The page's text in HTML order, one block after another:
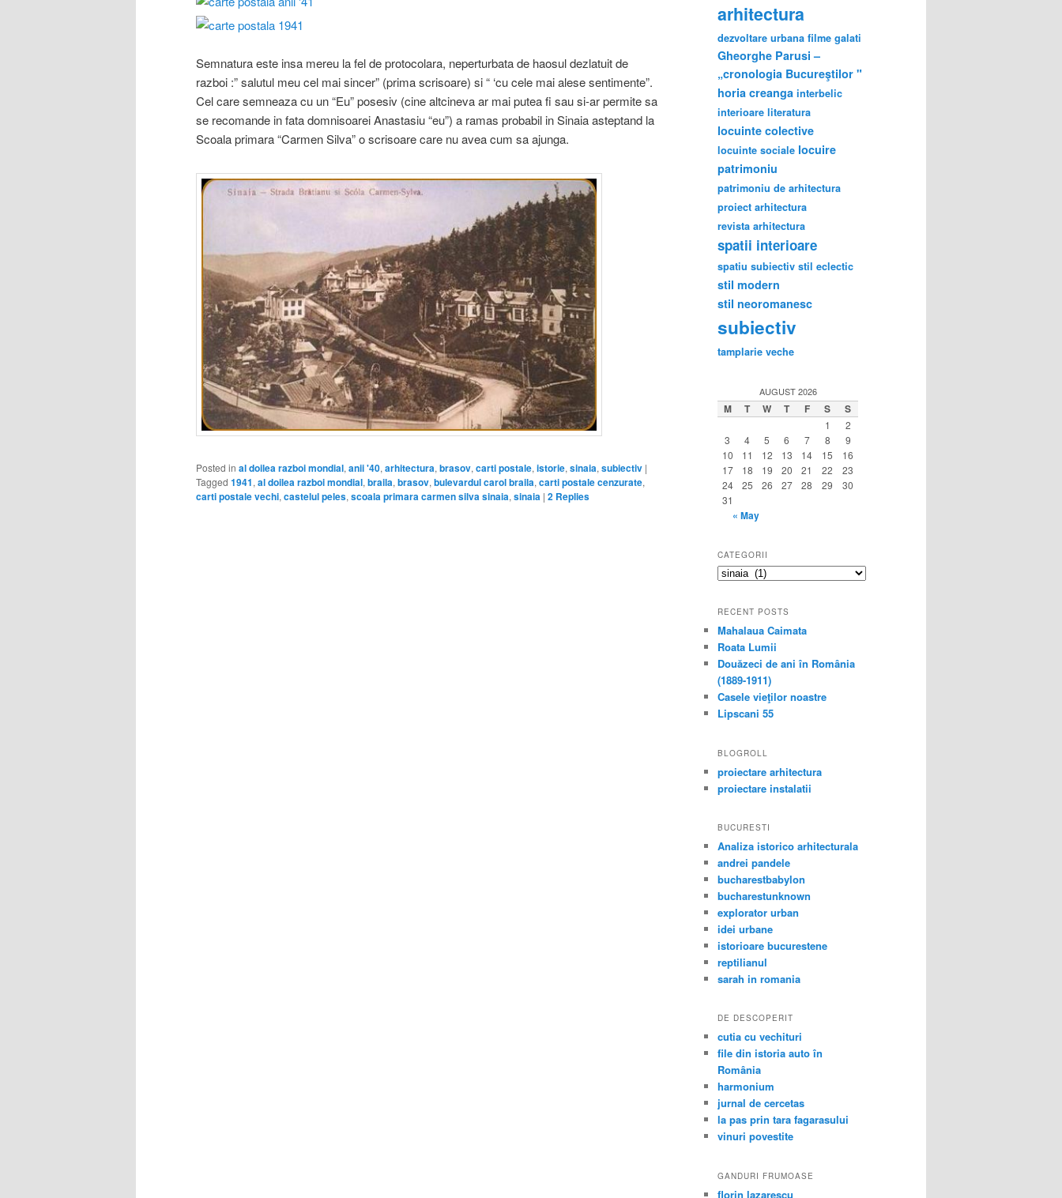
Semnatura este insa mereu la fel de protocolara, neperturbata de haosul dezlatuit de
razboi :” salutul meu cel mai sincer” (prima scrisoare) si “ ‘cu cele mai alese sentimente”.
Cel care semneaza cu un “Eu” posesiv (cine altcineva ar mai putea fi sau si-ar permite sa
se recomande in fata domnisoarei Anastasiu “eu”) a ramas probabil in Sinaia asteptand la
Scoala primara “Carmen Silva” o scrisoare care nu avea cum sa ajunga.
Posted in al doilea razboi mondial, anii '40, arhitectura, brasov, carti postale, istorie, sinaia, subiectiv |
Tagged 1941, al doilea razboi mondial, braila, brasov, bulevardul carol braila, carti postale cenzurate,
carti postale vechi, castelul peles, scoala primara carmen silva sinaia, sinaia | 2 Replies
arhitectura
dezvoltare urbana filme galati
Gheorghe Parusi –
„cronologia Bucureştilor "
horia creanga interbelic
interioare literatura
locuinte colective
locuinte sociale locuire
patrimoniu
patrimoniu de arhitectura
proiect arhitectura
revista arhitectura
spatii interioare
spatiu subiectiv stil eclectic
stil modern
stil neoromanesc
subiectiv
tamplarie veche
AUGUST 2026
M T W T F S S
1
2
3
4 5 6 7 8
9
10
11 12 13 14 15
16
17
18 19 20 21 22
23
24
25 26 27 28 29
30
31
« May
CATEGORII
categorii
RECENT POSTS
Mahalaua Caimata
Roata Lumii
Douăzeci de ani în România
(1889-1911)
Casele vieţilor noastre
Lipscani 55
BLOGROLL
proiectare arhitectura
proiectare instalatii
BUCURESTI
Analiza istorico arhitecturala
andrei pandele
bucharestbabylon
bucharestunknown
explorator urban
idei urbane
istorioare bucurestene
reptilianul
sarah in romania
DE DESCOPERIT
cutia cu vechituri
file din istoria auto în
România
harmonium
jurnal de cercetas
la pas prin tara fagarasului
vinuri povestite
GANDURI FRUMOASE
florin lazarescu